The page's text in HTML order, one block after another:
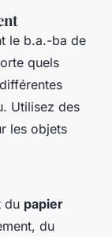
le b.a.-ba de
quels
Utilisez des
les objets
du papier
du